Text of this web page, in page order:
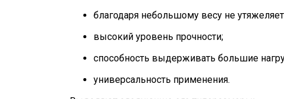
благодаря небольшому весу не
высокий уровень прочности;
способность выдерживать большие
универсальность применения.